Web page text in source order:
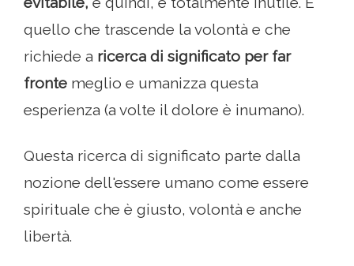
quello che trascende la volontà e che
richiede a ricerca di significato per far
fronte meglio e umanizza questa
esperienza (a volte il dolore è inumano).
Questa ricerca di significato parte dalla
nozione dell'essere umano come essere
spirituale che è giusto, volontà e anche
libertà.